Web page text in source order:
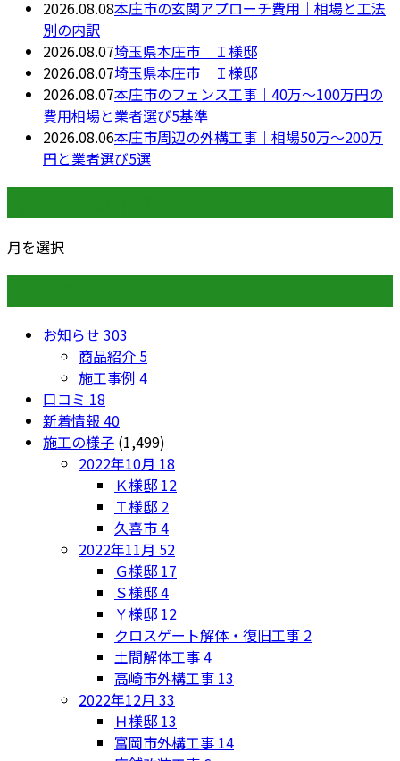
2026.08.08本庄市の玄関アプローチ費用｜相場と工法
別の内訳
2026.08.07埼玉県本庄市 Ｉ様邸
2026.08.07埼玉県本庄市 Ｉ様邸
2026.08.07本庄市のフェンス工事｜40万〜100万円の
費用相場と業者選び5基準
2026.08.06本庄市周辺の外構工事｜相場50万〜200万
円と業者選び5選
月を選択
お知らせ 303
商品紹介 5
施工事例 4
口コミ 18
新着情報 40
施工の様子 (1,499)
2022年10月 18
Ｋ様邸 12
Ｔ様邸 2
久喜市4
2022年11月 52
Ｇ様邸 17
Ｓ様邸4
Ｙ様邸 12
クロスゲート解体・復旧工事 2
土間解体工事4
高崎市外構工事 13
2022年12月 33
Ｈ様邸 13
富岡市外構工事 14